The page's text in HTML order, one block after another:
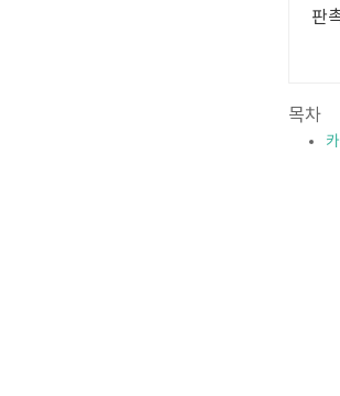
판
목차